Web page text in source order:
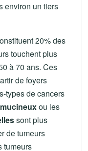
environ un tiers
20% des
touchent plus
à 70 ans. Ces
de foyers
types de cancers
mucineuxou les
sont plus
de tumeurs
tumeurs